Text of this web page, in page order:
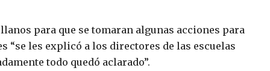
para que se tomaran algunas acciones para
“se les explicó a los directores de las escuelas
todo quedó aclarado”.